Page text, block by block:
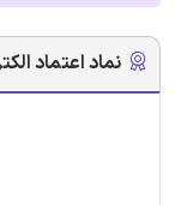
نماد اعتماد